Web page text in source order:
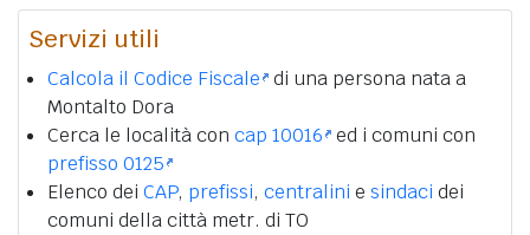
Servizi utili
Calcola il Codice Fiscale di una persona nata a
Montalto Dora
Cerca le località con cap 10016 ed i comuni con
prefisso 0125
Elenco dei CAP, prefissi, centralini e sindaci dei
comuni della città metr. di TO